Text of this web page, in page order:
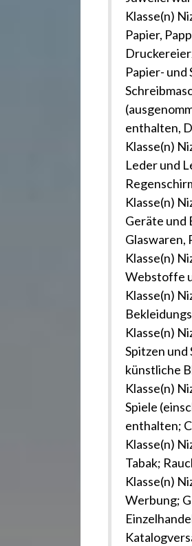
Klasse(n)
Papier,
Papier-
enthalten,
Klasse(n)
Leder und
Klasse(n)
Geräte und
Glaswaren,
Klasse(n)
Webstoffe
Klasse(n)
Klasse(n)
Spitzen und
künstliche
Klasse(n)
Spiele
enthalten;
Klasse(n)
Tabak;
Klasse(n)
Werbung;